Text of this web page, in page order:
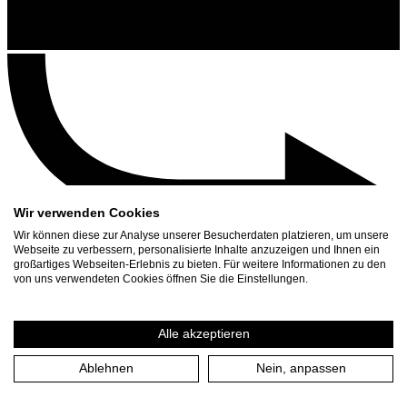
Contact
Press Download
Wir verwenden Cookies
Wir können diese zur Analyse unserer Besucherdaten platzieren, um unsere
Webseite zu verbessern, personalisierte Inhalte anzuzeigen und Ihnen ein
großartiges Webseiten-Erlebnis zu bieten. Für weitere Informationen zu den
von uns verwendeten Cookies öffnen Sie die Einstellungen.
Alle akzeptieren
Ablehnen Nein, anpassen